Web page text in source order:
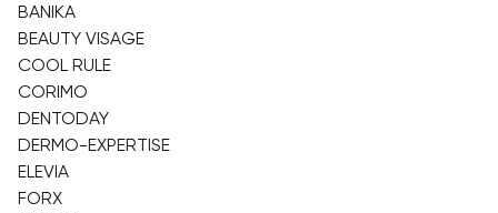
BANIKA
BEAUTY VISAGE
COOL RULE
CORIMO
DENTODAY
DERMO-EXPERTISE
ELEVIA
FORX